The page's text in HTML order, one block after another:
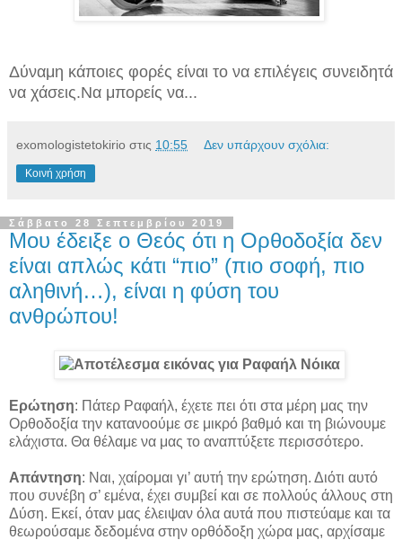
Δύναμη κάποιες φορές είναι το να επιλέγεις συνειδητά
να χάσεις.Να μπορείς να...
exomologistetokirio στις 10:55 Δεν υπάρχουν σχόλια:
Κοινή χρήση
Σάββατο 28 Σεπτεμβρίου 2019
Μου έδειξε ο Θεός ότι η Ορθοδοξία δεν
είναι απλώς κάτι “πιο” (πιο σοφή, πιο
αληθινή…), είναι η φύση του
ανθρώπου!
Ερώτηση: Πάτερ Ραφαήλ, έχετε πει ότι στα μέρη μας την
Ορθοδοξία την κατανοούμε σε μικρό βαθμό και τη βιώνουμε
ελάχιστα. Θα θέλαμε να μας το αναπτύξετε περισσότερο.
Απάντηση: Ναι, χαίρομαι γι’ αυτή την ερώτηση. Διότι αυτό
που συνέβη σ’ εμένα, έχει συμβεί και σε πολλούς άλλους στη
Δύση. Εκεί, όταν μας έλειψαν όλα αυτά που πιστεύαμε και τα
θεωρούσαμε δεδομένα στην ορθόδοξη χώρα μας, αρχίσαμε